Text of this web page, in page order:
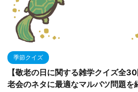
季節クイズ
【敬老の日に関する雑学クイズ全
老会のネタに最適なマルバツ問題を